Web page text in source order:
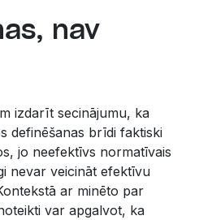
nav
izdarīt secinājumu, ka
definēšanas brīdi faktiski
jo neefektīvs normatīvais
nevar veicināt efektīvu
ar minēto par
var apgalvot, ka